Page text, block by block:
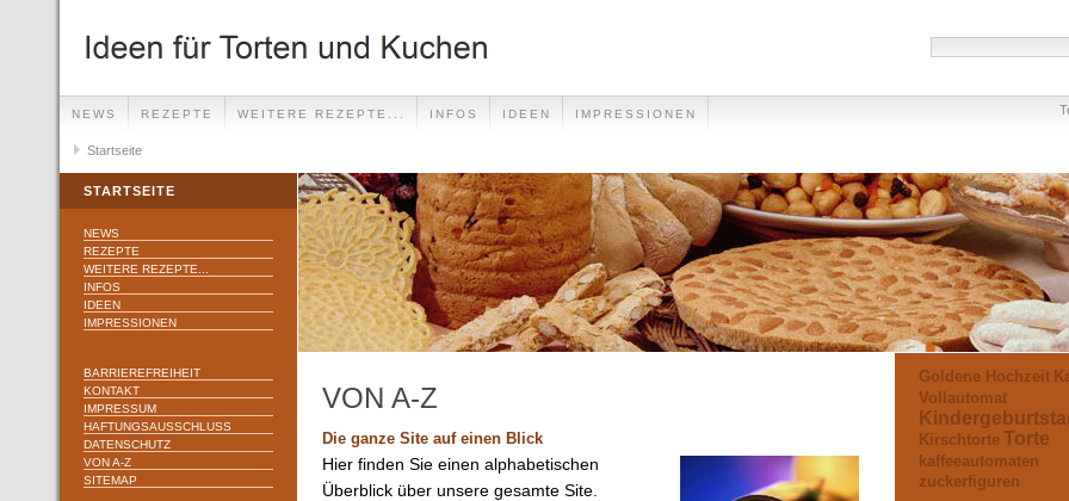
NEWS REZEPTE WEITERE REZEPTE... INFOS IDEEN IMPRESSIONEN
Startseite
STARTSEITE
NEWS
REZEPTE
WEITERE REZEPTE...
INFOS
IDEEN
IMPRESSIONEN
BARRIEREFREIHEIT
KONTAKT
IMPRESSUM
HAFTUNGSAUSSCHLUSS
DATENSCHUTZ
VON A-Z
SITEMAP
VON A-Z
Die ganze Site auf einen Blick
Hier finden Sie einen alphabetischen
Überblick über unsere gesamte Site.
Goldene Hochzeit
Vollautomat
Kirschtorte Torte
kaffeeautomaten
zuckerfiguren